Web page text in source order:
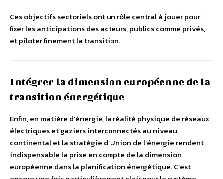
Ces objectifs sectoriels ont un rôle central à jouer pour
fixer les anticipations des acteurs, publics comme privés,
et piloter finement la transition.
Intégrer la dimension européenne de la
transition énergétique
Enfin, en matière d’énergie, la réalité physique de réseaux
électriques et gaziers interconnectés au niveau
continental et la stratégie d’Union de l’énergie rendent
indispensable la prise en compte de la dimension
européenne dans la planification énergétique. C’est